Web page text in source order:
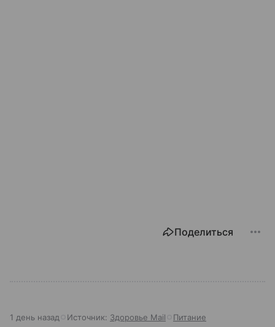
Поделиться
1 день назад Источник: Здоровье Mail Питание